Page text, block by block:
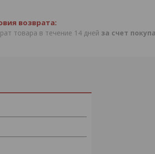
товара в течение 14 дней за счет